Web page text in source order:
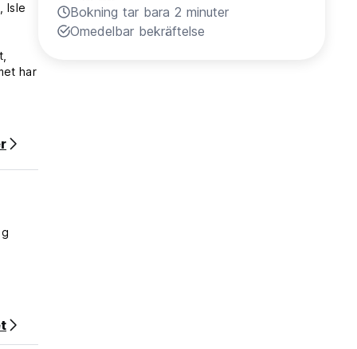
Isle
har
för
Bokning tar bara 2 minuter
Omedelbar bekräftelse